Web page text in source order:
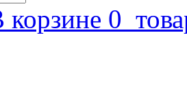
корзине 0